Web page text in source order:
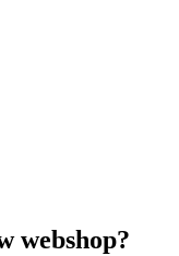
webshop?